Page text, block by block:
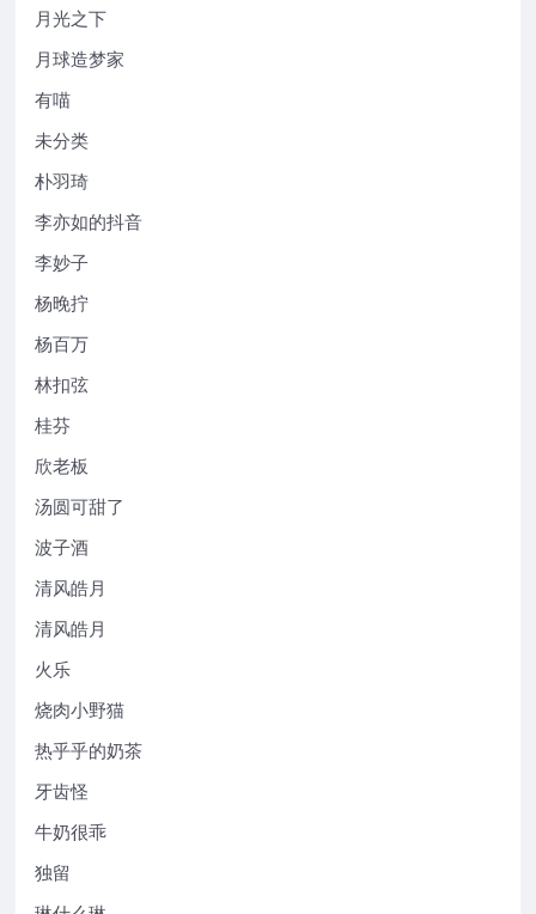
月光之下
月球造梦家
有喵
未分类
朴羽琦
李亦如的抖音
李妙子
杨晚拧
杨百万
林扣弦
桂芬
欣老板
汤圆可甜了
波子酒
清风皓月
清风皓月
火乐
烧肉小野猫
热乎乎的奶茶
牙齿怪
牛奶很乖
独留